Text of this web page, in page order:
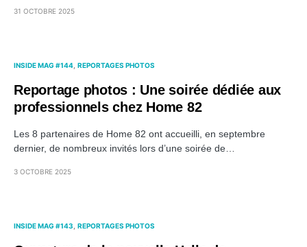
31 OCTOBRE 2025
INSIDE MAG #144 REPORTAGES PHOTOS
Reportage photos : Une soirée dédiée aux
professionnels chez Home 82
Les 8 partenaires de Home 82 ont accueilli, en septembre
dernier, de nombreux invités lors d’une soirée de…
3 OCTOBRE 2025
INSIDE MAG #143 REPORTAGES PHOTOS